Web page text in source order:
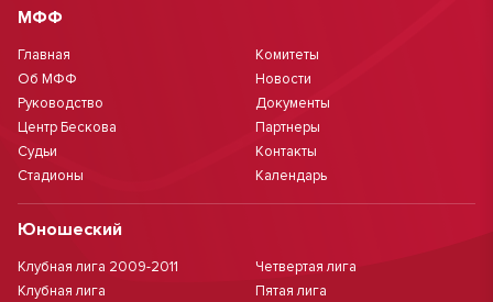
МФФ
Главная
Об МФФ
Руководство
Центр Бескова
Судьи
Стадионы
Комитеты
Новости
Документы
Партнеры
Контакты
Календарь
Юношеский
Клубная лига 2009-2011
Клубная лига
Четвертая лига
Пятая лига